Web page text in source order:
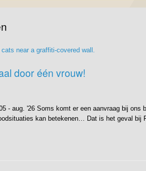
door één vrouw!
- aug. '26 Soms komt er een aanvraag bij
kan betekenen… Dat is het geval bij